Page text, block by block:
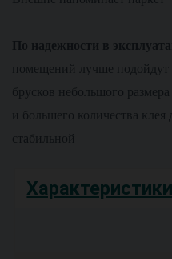
По надежности в
помещений лучше подойдут
брусков небольшого размера
и большего количества
стабильной
Характеристики